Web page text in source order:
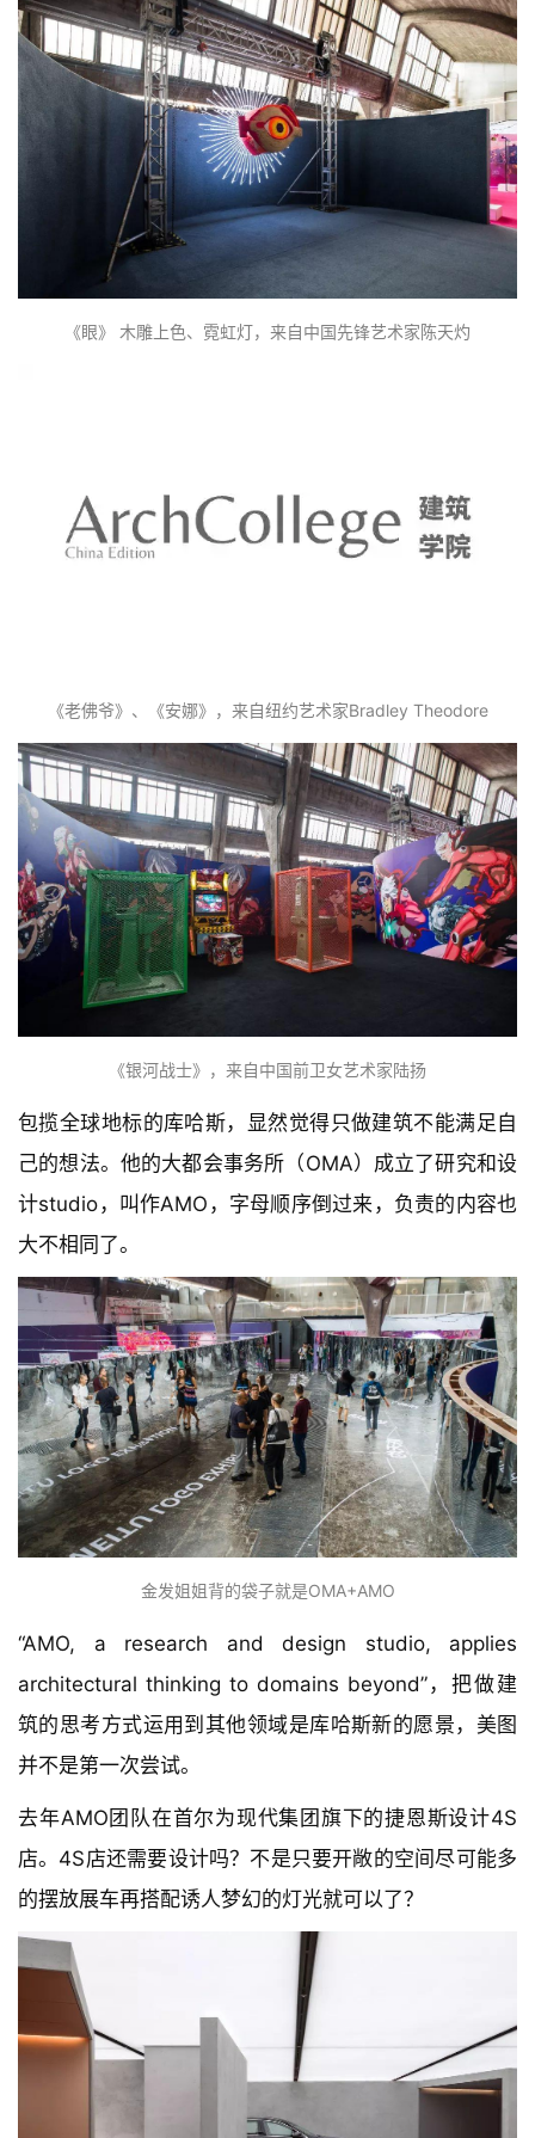
建
景
观
建
筑
专
教
工
作
流
登录 注册
《眼》 木雕上色、霓虹灯，来自中国先锋艺术家陈天灼
《老佛爷》、《安娜》，来自纽约艺术家Bradley Theodore
《银河战士》，来自中国前卫女艺术家陆扬
包揽全球地标的库哈斯，显然觉得只做建筑不能满足自
己的想法。他的大都会事务所（OMA）成立了研究和设
计studio，叫作AMO，字母顺序倒过来，负责的内容也
大不相同了。
金发姐姐背的袋子就是OMA+AMO
“AMO, a research and design studio, applies
architectural thinking to domains beyond”，把做建
筑的思考方式运用到其他领域是库哈斯新的愿景，美图
并不是第一次尝试。
去年AMO团队在首尔为现代集团旗下的捷恩斯设计4S
店。4S店还需要设计吗？不是只要开敞的空间尽可能多
的摆放展车再搭配诱人梦幻的灯光就可以了？